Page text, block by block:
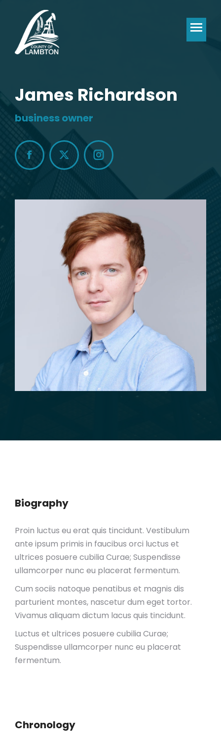
James Richardson
business owner
Facebook
X Instagram
Biography
Proin luctus eu erat quis tincidunt. Vestibulum
ante ipsum primis in faucibus orci luctus et
ultrices posuere cubilia Curae; Suspendisse
ullamcorper nunc eu placerat fermentum.
Cum sociis natoque penatibus et magnis dis
parturient montes, nascetur dum eget tortor.
Vivamus aliquam dictum lacus quis tincidunt.
Luctus et ultrices posuere cubilia Curae;
Suspendisse ullamcorper nunc eu placerat
fermentum.
Chronology